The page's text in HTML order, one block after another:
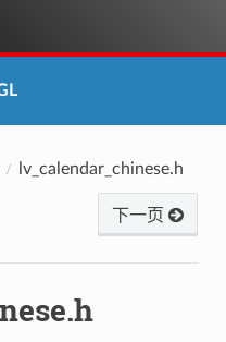
lv_calendar_chinese.h
下一页